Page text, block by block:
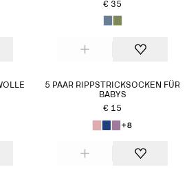
€ 35
5 PAAR RIPPSTRICKSOCKEN FÜR
BABYS
€ 15
+8